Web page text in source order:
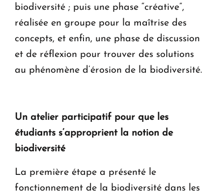
biodiversité ; puis une phase “créative”,
réalisée en groupe pour la maîtrise des
concepts, et enfin, une phase de discussion
et de réflexion pour trouver des solutions
au phénomène d’érosion de la biodiversité.
Un atelier participatif pour que les
étudiants s’approprient la notion de
biodiversité
La première étape a présenté le
fonctionnement de la biodiversité dans les